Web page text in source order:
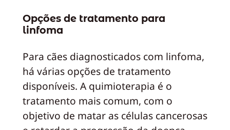
Opções de tratamento para
linfoma
Para cães diagnosticados com linfoma,
há várias opções de tratamento
disponíveis. A quimioterapia é o
tratamento mais comum, com o
objetivo de matar as células cancerosas